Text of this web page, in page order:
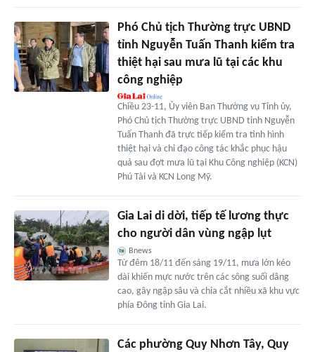
Phó Chủ tịch Thường trực UBND
tỉnh Nguyễn Tuấn Thanh kiểm tra
thiệt hại sau mưa lũ tại các khu
công nghiệp
Chiều 23-11, Ủy viên Ban Thường vụ Tỉnh ủy,
Phó Chủ tịch Thường trực UBND tỉnh Nguyễn
Tuấn Thanh đã trực tiếp kiểm tra tình hình
thiệt hại và chỉ đạo công tác khắc phục hậu
quả sau đợt mưa lũ tại Khu Công nghiệp (KCN)
Phú Tài và KCN Long Mỹ.
Gia Lai di dời, tiếp tế lương thực
cho người dân vùng ngập lụt
Bnews
Từ đêm 18/11 đến sáng 19/11, mưa lớn kéo
dài khiến mực nước trên các sông suối dâng
cao, gây ngập sâu và chia cắt nhiều xã khu vực
phía Đông tỉnh Gia Lai.
Các phường Quy Nhơn Tây, Quy